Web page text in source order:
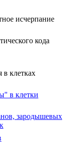
исчерпание
кода
в клетках
в клетки
зародышевых